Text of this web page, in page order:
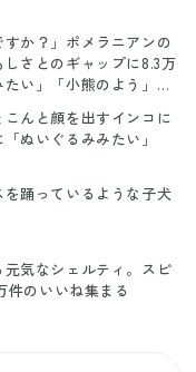
すか？」ポメラニアンの
さとのギャップに8.3万
い」「小熊のよう」の
んと顔を出すインコに
ぬいぐるみみたい」
踊っているような子犬
気なシェルティ。スピ
件のいいね集まる